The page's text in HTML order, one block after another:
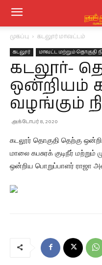
முகப்பு கடலூர் மாவட்டம்
கடலூர் மாவட்ட மற்றும் தொகுதி
கடலூர்-
ஒன்றியம்
வழங்கும்
அக்டோபர் 8, 2020
கடலூர் தொகுதி தெற்கு
மாலை கபசுரக் குடிநீர்
ஒன்றிய பொறுப்பாளர் ராஜா